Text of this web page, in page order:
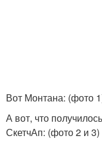
Вот Монтана: (фото
А вот, что
СкетчАп: (фото 2 и 3)